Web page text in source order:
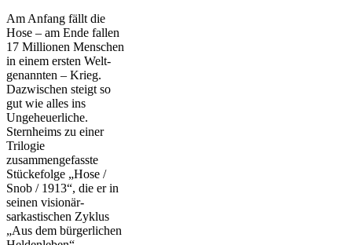
Am Anfang fällt die
Hose – am Ende fallen
17 Millionen Menschen
in einem ersten Welt-
genannten – Krieg.
Dazwischen steigt so
gut wie alles ins
Ungeheuerliche.
Sternheims zu einer
Trilogie
zusammengefasste
Stückefolge „Hose /
Snob / 1913“, die er in
seinen visionär-
sarkastischen Zyklus
„Aus dem bürgerlichen